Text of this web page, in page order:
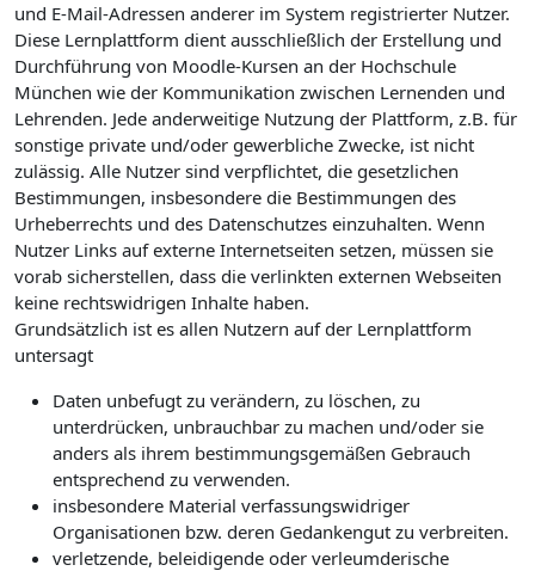
und E-Mail-Adressen anderer im System registrierter Nutzer.
Diese Lernplattform dient ausschließlich der Erstellung und
Durchführung von Moodle-Kursen an der Hochschule
München wie der Kommunikation zwischen Lernenden und
Lehrenden. Jede anderweitige Nutzung der Plattform, z.B. für
sonstige private und/oder gewerbliche Zwecke, ist nicht
zulässig. Alle Nutzer sind verpflichtet, die gesetzlichen
Bestimmungen, insbesondere die Bestimmungen des
Urheberrechts und des Datenschutzes einzuhalten. Wenn
Nutzer Links auf externe Internetseiten setzen, müssen sie
vorab sicherstellen, dass die verlinkten externen Webseiten
keine rechtswidrigen Inhalte haben.
Grundsätzlich ist es allen Nutzern auf der Lernplattform
untersagt
Daten unbefugt zu verändern, zu löschen, zu
unterdrücken, unbrauchbar zu machen und/oder sie
anders als ihrem bestimmungsgemäßen Gebrauch
entsprechend zu verwenden.
insbesondere Material verfassungswidriger
Organisationen bzw. deren Gedankengut zu verbreiten.
verletzende, beleidigende oder verleumderische